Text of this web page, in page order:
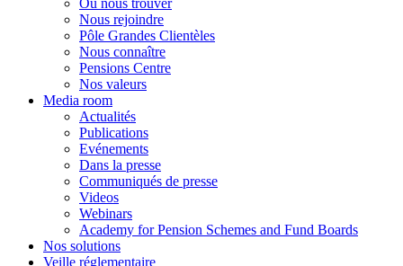
Nous rejoindre
Pôle Grandes Clientèles
Nous connaître
Pensions Centre
Nos valeurs
Media room
Actualités
Publications
Evénements
Dans la presse
Communiqués de presse
Videos
Webinars
Academy for Pension Schemes and Fund Boards
Nos solutions
Veille réglementaire